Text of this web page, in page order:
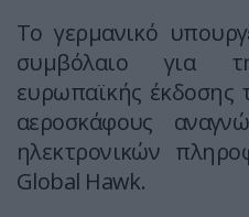
Το γερμανικό
συμβόλαιο για
ευρωπαϊκής
αεροσκάφους
ηλεκτρονικών
Global Hawk.